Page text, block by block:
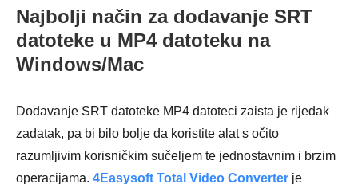
Najbolji način za dodavanje SRT
datoteke u MP4 datoteku na
Windows/Mac
Dodavanje SRT datoteke MP4 datoteci zaista je rijedak
zadatak, pa bi bilo bolje da koristite alat s očito
razumljivim korisničkim sučeljem te jednostavnim i brzim
operacijama. 4Easysoft Total Video Converter je